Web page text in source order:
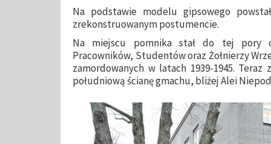
Na podstawie modelu gipsowego
zrekonstruowanym postumencie.
Na miejscu pomnika stał do tej pory
Pracowników, Studentów oraz Żołnierzy
zamordowanych w latach 1939-1945.
południową ścianę gmachu, bliżej Alei